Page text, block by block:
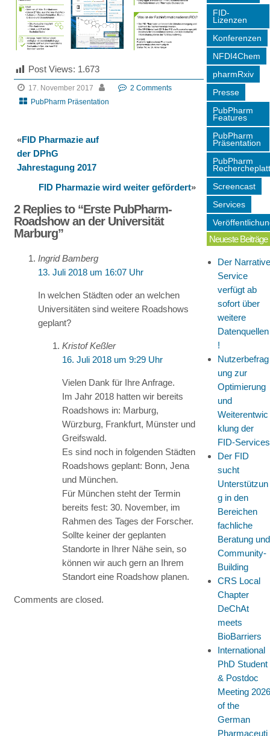
Post Views: 1.673
17. November 2017
PubPharm Präsentation
2 Comments
«FID Pharmazie auf
der DPhG
Jahrestagung 2017
FID Pharmazie wird weiter gefördert»
2 Replies to “Erste PubPharm-
Roadshow an der Universität
Marburg”
Ingrid Bamberg
13. Juli 2018 um 16:07 Uhr
In welchen Städten oder an welchen
Universitäten sind weitere Roadshows
geplant?
Kristof Keßler
16. Juli 2018 um 9:29 Uhr
Vielen Dank für Ihre Anfrage.
Im Jahr 2018 hatten wir bereits
Roadshows in: Marburg,
Würzburg, Frankfurt, Münster und
Greifswald.
Es sind noch in folgenden Städten
Roadshows geplant: Bonn, Jena
und München.
Für München steht der Termin
bereits fest: 30. November, im
Rahmen des Tages der Forscher.
Sollte keiner der geplanten
Standorte in Ihrer Nähe sein, so
können wir auch gern an Ihrem
Standort eine Roadshow planen.
Comments are closed.
FID-
Lizenzen
Konferenzen
NFDI4Chem
pharmRxiv
Presse
PubPharm
Features
PubPharm
Präsentation
PubPharm
Screencast
Services
Neueste Beiträge
Der Narrative
Service
verfügt ab
sofort über
weitere
Datenquellen
!
Nutzerbefrag
ung zur
Optimierung
und
Weiterentwic
klung der
FID-Services
Der FID
sucht
Unterstützun
g in den
Bereichen
fachliche
Beratung und
Community-
Building
CRS Local
Chapter
DeChAt
meets
BioBarriers
International
PhD Student
& Postdoc
Meeting 2026
of the
German
Pharmaceuti